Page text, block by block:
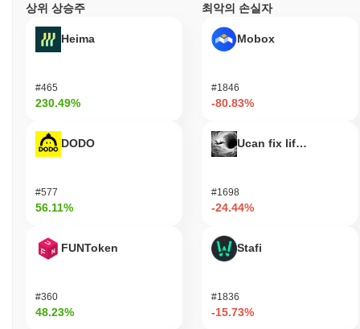
게임과 분산 검증을 결합함으로써, 산코 게임코프는 사용자에게 안
전하고 매력적인 환경을 조성합니다.
산코 게임코프는 어떤 논란이나 위험에 직면했나요?
가능성과 신뢰성에 대한 의문을 제기했습니다. 많은 암호화폐와 마
찬가지로, 투자자는 법적 문제와 이 자산과 관련된 고유한 위험에
Sanko GameCorp (DMT) FAQ – 핵심 지표 및
Sanko GameCorp (DMT)는 어디에서 구매할 수 있나
Sanko GameCorp (DMT)는 centralized and decentralized 암호화
폐 거래소에서 널리 이용할 수 있습니다.
상위 상승주
Heima
#465
230.49%
DODO
#577
56.11%
FUNToken
#360
48.23%
최악의 손실자
Mobox
#1846
-80.83%
Ucan fix life in1day
#1698
-24.44%
Stafi
#1836
-15.73%